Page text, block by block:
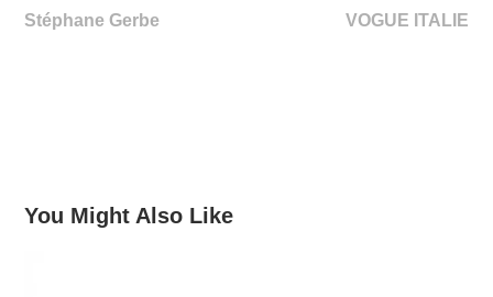
Stéphane Gerbe
VOGUE ITALIE
You Might Also Like